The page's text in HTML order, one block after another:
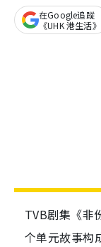
在Google追蹤
《UHK 港生活》
TVB剧集《非
个单元故事构